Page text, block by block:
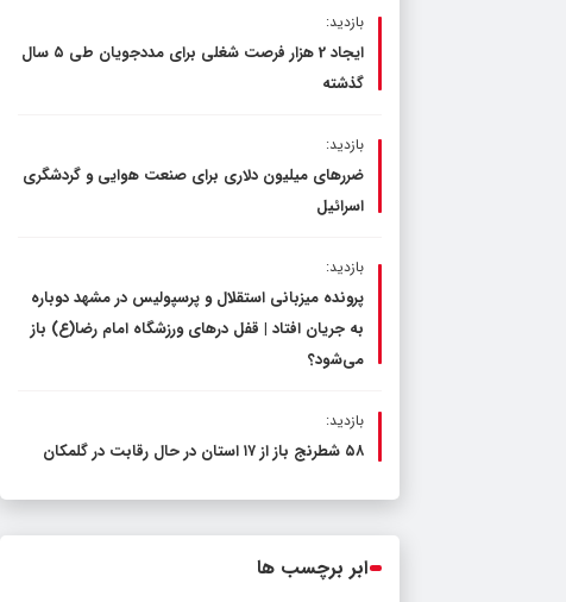
بازدید:
ایجاد 2 هزار فرصت شغلی برای مددجویان طی ۵ سال
گذشته
بازدید:
ضررهای میلیون دلاری برای صنعت هوایی و گردشگری
اسرائیل
بازدید:
پرونده میزبانی استقلال و پرسپولیس در مشهد دوباره
به جریان افتاد | قفل در‌های ورزشگاه امام رضا(ع) باز
می‌شود؟
بازدید:
۵۸ شطرنج‌ باز از ۱۷ استان در حال رقابت در گلمکان
ابر برچسب ها